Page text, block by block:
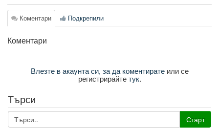
Коментари Подкрепили
Коментари
Влезте в акаунта си, за да коментиратеили се
регистрирайтетук.
Търси
Старт